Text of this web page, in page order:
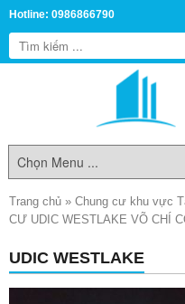
Hotline: 0986866790
Trang chủ » Chung cư khu vực
CƯ UDIC WESTLAKE VÕ CHÍ
UDIC WESTLAKE